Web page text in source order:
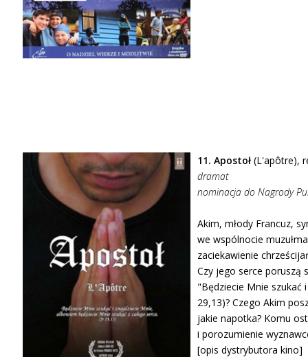
11. Apostoł(L'apôtre),
dramat
nominacja do Nagrody
Akim, młody Francuz,
we wspólnocie
zaciekawienie
Czy jego serce poruszą
"Będziecie Mnie szukać
29,13)? Czego Akim
jakie napotka? Komu
i porozumienie
[opis dystrybutora kino]